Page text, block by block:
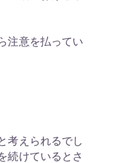
注意を払ってい
考えられるでし
続けているとさ